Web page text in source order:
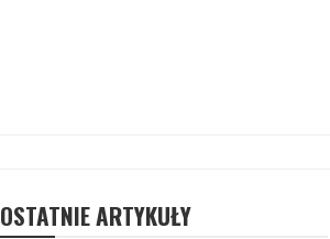
OSTATNIE ARTYKUŁY